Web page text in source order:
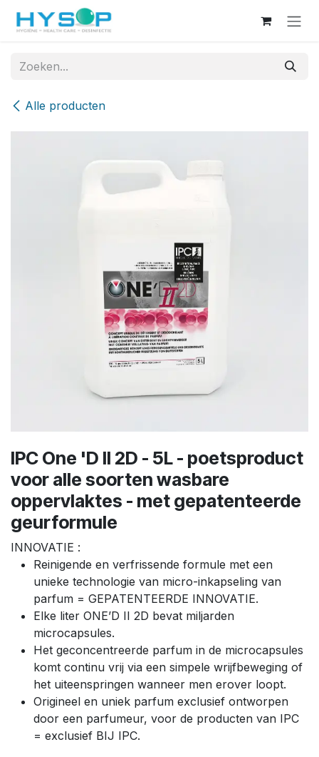
Overslaan naar inhoud
Alle producten
IPC One 'D II 2D - 5L - poetsproduct
voor alle soorten wasbare
oppervlaktes - met gepatenteerde
geurformule
INNOVATIE :
Reinigende en verfrissende formule met een
unieke technologie van micro-inkapseling van
parfum = GEPATENTEERDE INNOVATIE.
Elke liter ONE’D II 2D bevat miljarden
microcapsules.
Het geconcentreerde parfum in de microcapsules
komt continu vrij via een simpele wrijfbeweging of
het uiteenspringen wanneer men erover loopt.
Origineel en uniek parfum exclusief ontworpen
door een parfumeur, voor de producten van IPC
= exclusief BIJ IPC.